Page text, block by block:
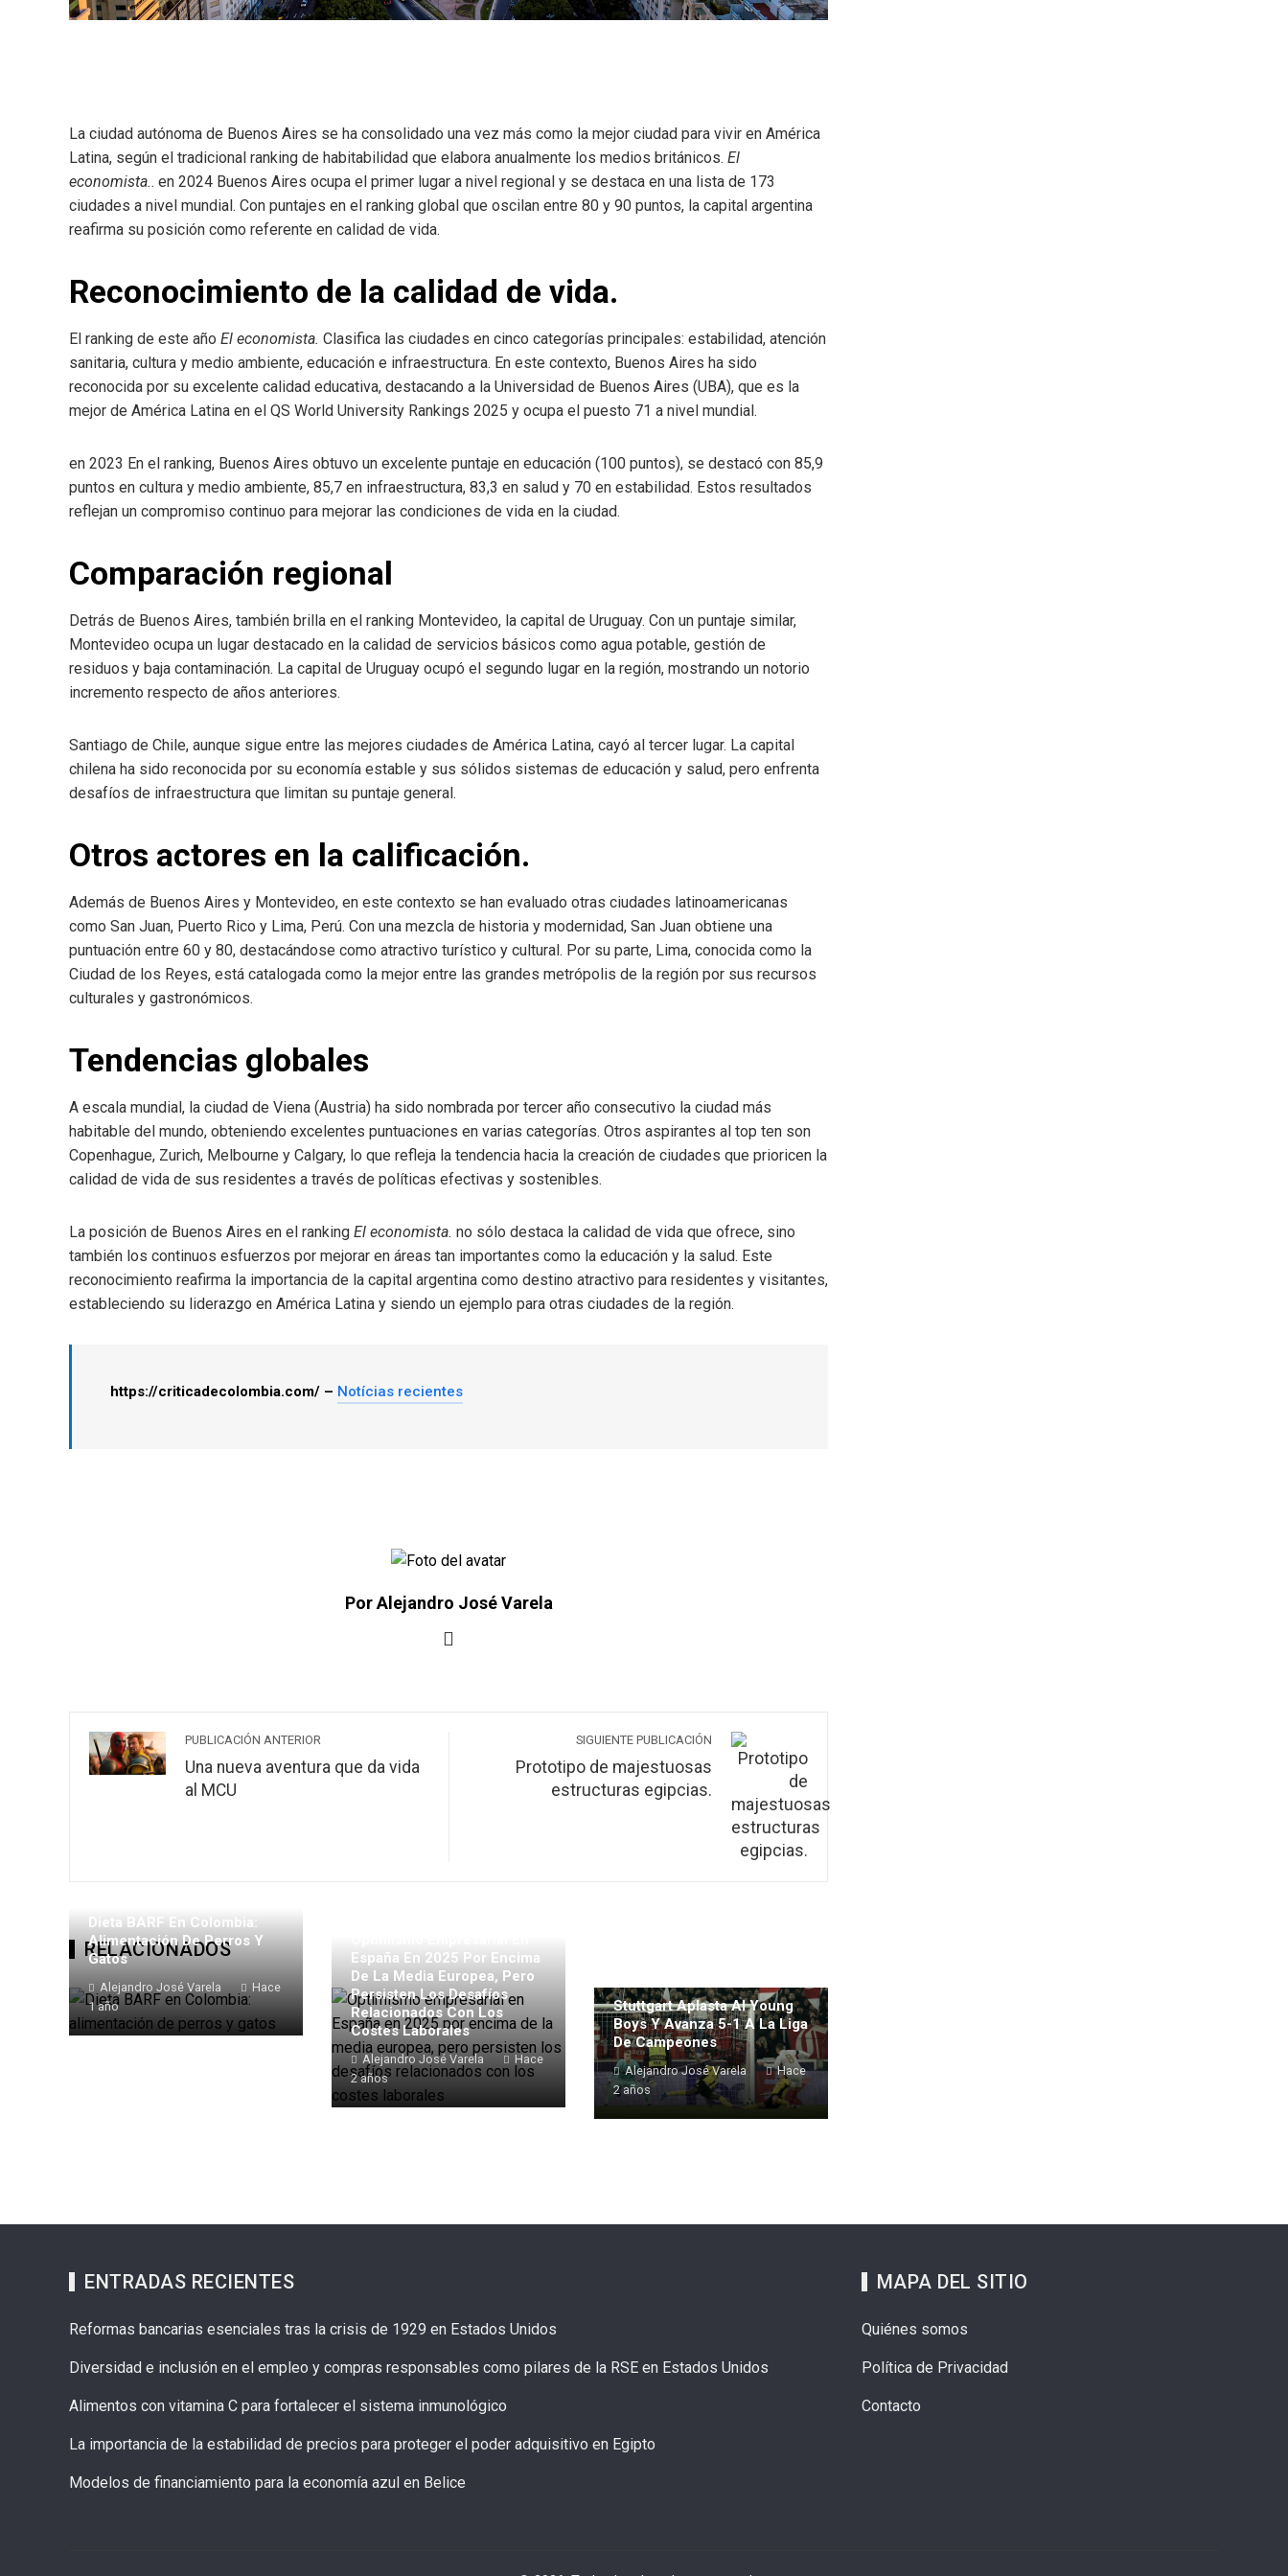
La ciudad autónoma de Buenos Aires se ha consolidado una vez más como la mejor ciudad para vivir en América
Latina, según el tradicional ranking de habitabilidad que elabora anualmente los medios británicos. El
economista.. en 2024 Buenos Aires ocupa el primer lugar a nivel regional y se destaca en una lista de 173
ciudades a nivel mundial. Con puntajes en el ranking global que oscilan entre 80 y 90 puntos, la capital argentina
reafirma su posición como referente en calidad de vida.
Reconocimiento de la calidad de vida.
El ranking de este año El economista. Clasifica las ciudades en cinco categorías principales: estabilidad, atención
sanitaria, cultura y medio ambiente, educación e infraestructura. En este contexto, Buenos Aires ha sido
reconocida por su excelente calidad educativa, destacando a la Universidad de Buenos Aires (UBA), que es la
mejor de América Latina en el QS World University Rankings 2025 y ocupa el puesto 71 a nivel mundial.
en 2023 En el ranking, Buenos Aires obtuvo un excelente puntaje en educación (100 puntos), se destacó con 85,9
puntos en cultura y medio ambiente, 85,7 en infraestructura, 83,3 en salud y 70 en estabilidad. Estos resultados
reflejan un compromiso continuo para mejorar las condiciones de vida en la ciudad.
Comparación regional
Detrás de Buenos Aires, también brilla en el ranking Montevideo, la capital de Uruguay. Con un puntaje similar,
Montevideo ocupa un lugar destacado en la calidad de servicios básicos como agua potable, gestión de
residuos y baja contaminación. La capital de Uruguay ocupó el segundo lugar en la región, mostrando un notorio
incremento respecto de años anteriores.
Santiago de Chile, aunque sigue entre las mejores ciudades de América Latina, cayó al tercer lugar. La capital
chilena ha sido reconocida por su economía estable y sus sólidos sistemas de educación y salud, pero enfrenta
desafíos de infraestructura que limitan su puntaje general.
Otros actores en la calificación.
Además de Buenos Aires y Montevideo, en este contexto se han evaluado otras ciudades latinoamericanas
como San Juan, Puerto Rico y Lima, Perú. Con una mezcla de historia y modernidad, San Juan obtiene una
puntuación entre 60 y 80, destacándose como atractivo turístico y cultural. Por su parte, Lima, conocida como la
Ciudad de los Reyes, está catalogada como la mejor entre las grandes metrópolis de la región por sus recursos
culturales y gastronómicos.
Tendencias globales
A escala mundial, la ciudad de Viena (Austria) ha sido nombrada por tercer año consecutivo la ciudad más
habitable del mundo, obteniendo excelentes puntuaciones en varias categorías. Otros aspirantes al top ten son
Copenhague, Zurich, Melbourne y Calgary, lo que refleja la tendencia hacia la creación de ciudades que prioricen la
calidad de vida de sus residentes a través de políticas efectivas y sostenibles.
La posición de Buenos Aires en el ranking El economista. no sólo destaca la calidad de vida que ofrece, sino
también los continuos esfuerzos por mejorar en áreas tan importantes como la educación y la salud. Este
reconocimiento reafirma la importancia de la capital argentina como destino atractivo para residentes y visitantes,
estableciendo su liderazgo en América Latina y siendo un ejemplo para otras ciudades de la región.
https://criticadecolombia.com/ – Notícias recientes
Por Alejandro José Varela
PUBLICACIÓN ANTERIOR
Una nueva aventura que da vida
al MCU
SIGUIENTE PUBLICACIÓN
Prototipo de majestuosas
estructuras egipcias.
RELACIONADOS
Dieta BARF En Colombia:
Alimentación De Perros Y
Gatos
Alejandro José Varela
Hace
1 año
España En 2025 Por Encima
De La Media Europea, Pero
Persisten Los Desafíos
Relacionados Con Los
Costes Laborales
Alejandro José Varela
Hace
2 años
Stuttgart Aplasta Al Young
Boys Y Avanza 5-1 A La Liga
De Campeones
Alejandro José Varela
Hace
2 años
ENTRADAS RECIENTES
Reformas bancarias esenciales tras la crisis de 1929 en Estados Unidos
Diversidad e inclusión en el empleo y compras responsables como pilares de la RSE en Estados Unidos
Alimentos con vitamina C para fortalecer el sistema inmunológico
La importancia de la estabilidad de precios para proteger el poder adquisitivo en Egipto
Modelos de financiamiento para la economía azul en Belice
MAPA DEL SITIO
Quiénes somos
Política de Privacidad
Contacto